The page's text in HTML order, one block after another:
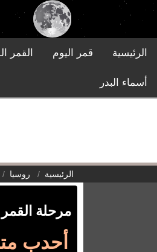
الرئيسية قمر اليوم القمر
أسماء البدر
الرئيسية روسيا
مرحلة القمر
أحدب